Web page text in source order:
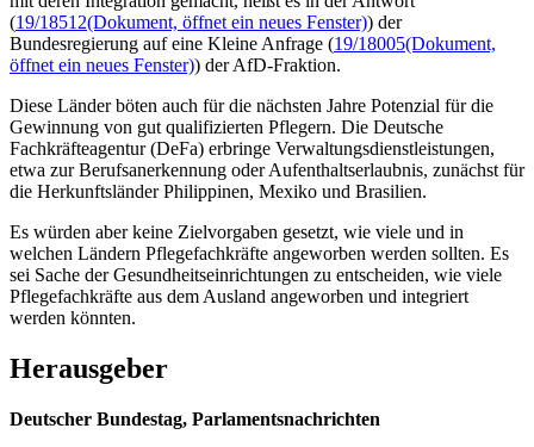
(19/18512(Dokument, öffnet ein neues Fenster)) der
Bundesregierung auf eine Kleine Anfrage (19/18005(Dokument,
öffnet ein neues Fenster)) der AfD-Fraktion.
Diese Länder böten auch für die nächsten Jahre Potenzial für die
Gewinnung von gut qualifizierten Pflegern. Die Deutsche
Fachkräfteagentur (DeFa) erbringe Verwaltungsdienstleistungen,
etwa zur Berufsanerkennung oder Aufenthaltserlaubnis, zunächst für
die Herkunftsländer Philippinen, Mexiko und Brasilien.
Es würden aber keine Zielvorgaben gesetzt, wie viele und in
welchen Ländern Pflegefachkräfte angeworben werden sollten. Es
sei Sache der Gesundheitseinrichtungen zu entscheiden, wie viele
Pflegefachkräfte aus dem Ausland angeworben und integriert
werden könnten.
Herausgeber
Deutscher Bundestag, Parlamentsnachrichten